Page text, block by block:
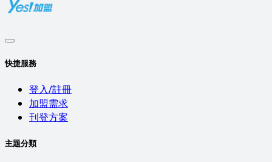
快捷服務
登入/註冊
加盟需求
刊登方案
主題分類